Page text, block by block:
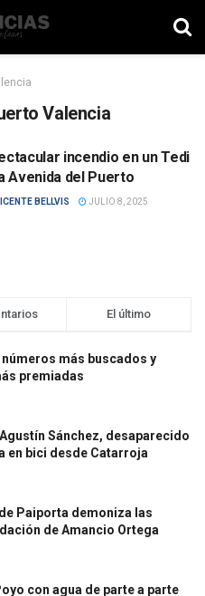
Valencia
incendio en un Tedi
Avenida del Puerto
BELLVIS JULIO 8, 2025
El último
más buscados y
premiadas
Sánchez, desaparecido
en bici desde Catarroja
Paiporta demoniza las
de Amancio Ortega
con agua de parte a parte